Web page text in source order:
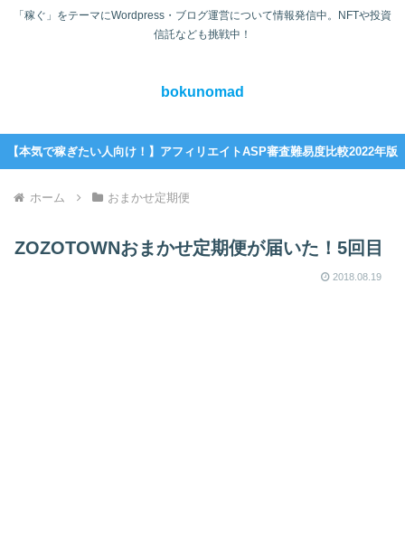
「稼ぐ」をテーマにWordpress・ブログ運営について情報発信中。NFTや投資
信託なども挑戦中！
bokunomad
【本気で稼ぎたい人向け！】アフィリエイトASP審査難易度比較2022年版
ホーム おまかせ定期便
ZOZOTOWNおまかせ定期便が届いた！5回目
2018.08.19